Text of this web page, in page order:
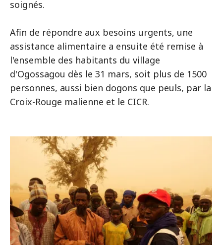
soignés.
Afin de répondre aux besoins urgents, une
assistance alimentaire a ensuite été remise à
l'ensemble des habitants du village
d'Ogossagou dès le 31 mars, soit plus de 1500
personnes, aussi bien dogons que peuls, par la
Croix-Rouge malienne et le CICR.